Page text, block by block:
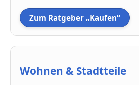
Zum Ratgeber „Kaufen“
Wohnen & Stadtteile